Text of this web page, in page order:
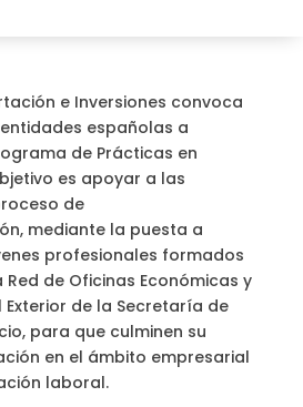
e Inversiones convoca
españolas a
de Prácticas en
es apoyar a las
de
mediante la puesta a
profesionales formados
de Oficinas Económicas y
Exterior de la Secretaría de
para que culminen su
en el ámbito empresarial
laboral.